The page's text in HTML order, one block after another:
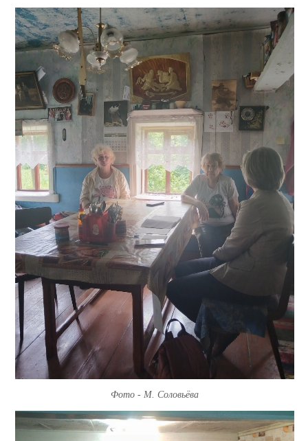
Фото - М. Соловьёва